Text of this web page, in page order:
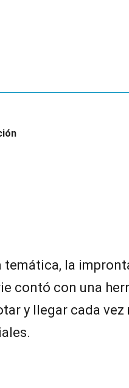
temática, la
contó con una
y llegar cada vez